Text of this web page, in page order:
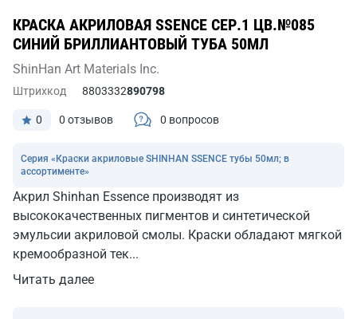
КРАСКА АКРИЛОВАЯ SSENCE СЕР.1 ЦВ.№085
СИНИЙ БРИЛЛИАНТОВЫЙ ТУБА 50МЛ
ShinHan Art Materials Inc.
0 0 отзывов 0 вопросов
Штрихкод 8803332890798
Серия «Краски акриловые SHINHAN SSENCE тубы 50мл; в
ассортименте»
Акрил Shinhan Essence производят из
высококачественных пигментов и синтетической
эмульсии акриловой смолы. Краски обладают мягкой
кремообразной тек...
Читать далее